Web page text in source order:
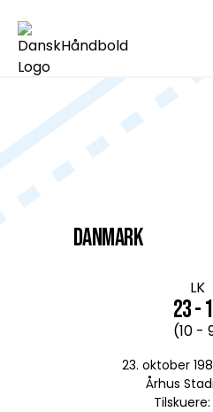
DANMARK
LK
23 -
(10 -
23. oktober
Århus
Tilskuere: